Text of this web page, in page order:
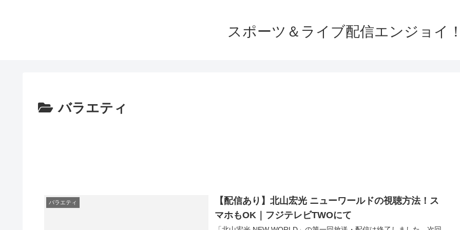
スポーツ＆ライブ配信エンジョイ
バラエティ
バラエティ
【配信あり】北山宏光 ニューワールドの視聴方法！ス
マホもOK｜フジテレビTWOにて